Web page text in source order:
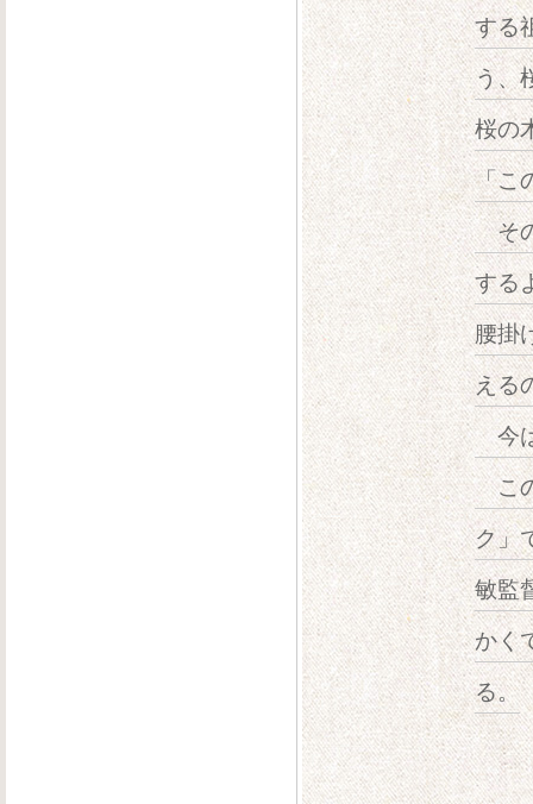
する
う、
桜の
「こ
その
する
腰掛
える
今は
この
ク」
敏監
かく
る。